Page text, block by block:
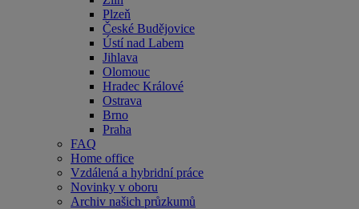
Plzeň
České Budějovice
Ústí nad Labem
Jihlava
Olomouc
Hradec Králové
Ostrava
Brno
Praha
FAQ
Home office
Vzdálená a hybridní práce
Novinky v oboru
Archiv našich průzkumů